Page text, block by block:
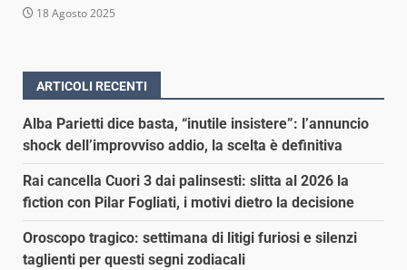
18 Agosto 2025
ARTICOLI RECENTI
Alba Parietti dice basta, “inutile insistere”: l’annuncio
shock dell’improvviso addio, la scelta è definitiva
Rai cancella Cuori 3 dai palinsesti: slitta al 2026 la
fiction con Pilar Fogliati, i motivi dietro la decisione
Oroscopo tragico: settimana di litigi furiosi e silenzi
taglienti per questi segni zodiacali